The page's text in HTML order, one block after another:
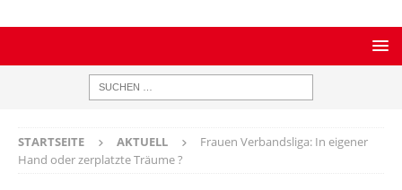
STARTSEITE AKTUELL
Frauen Verbandsliga: In eigener
Hand oder zerplatzte Träume ?